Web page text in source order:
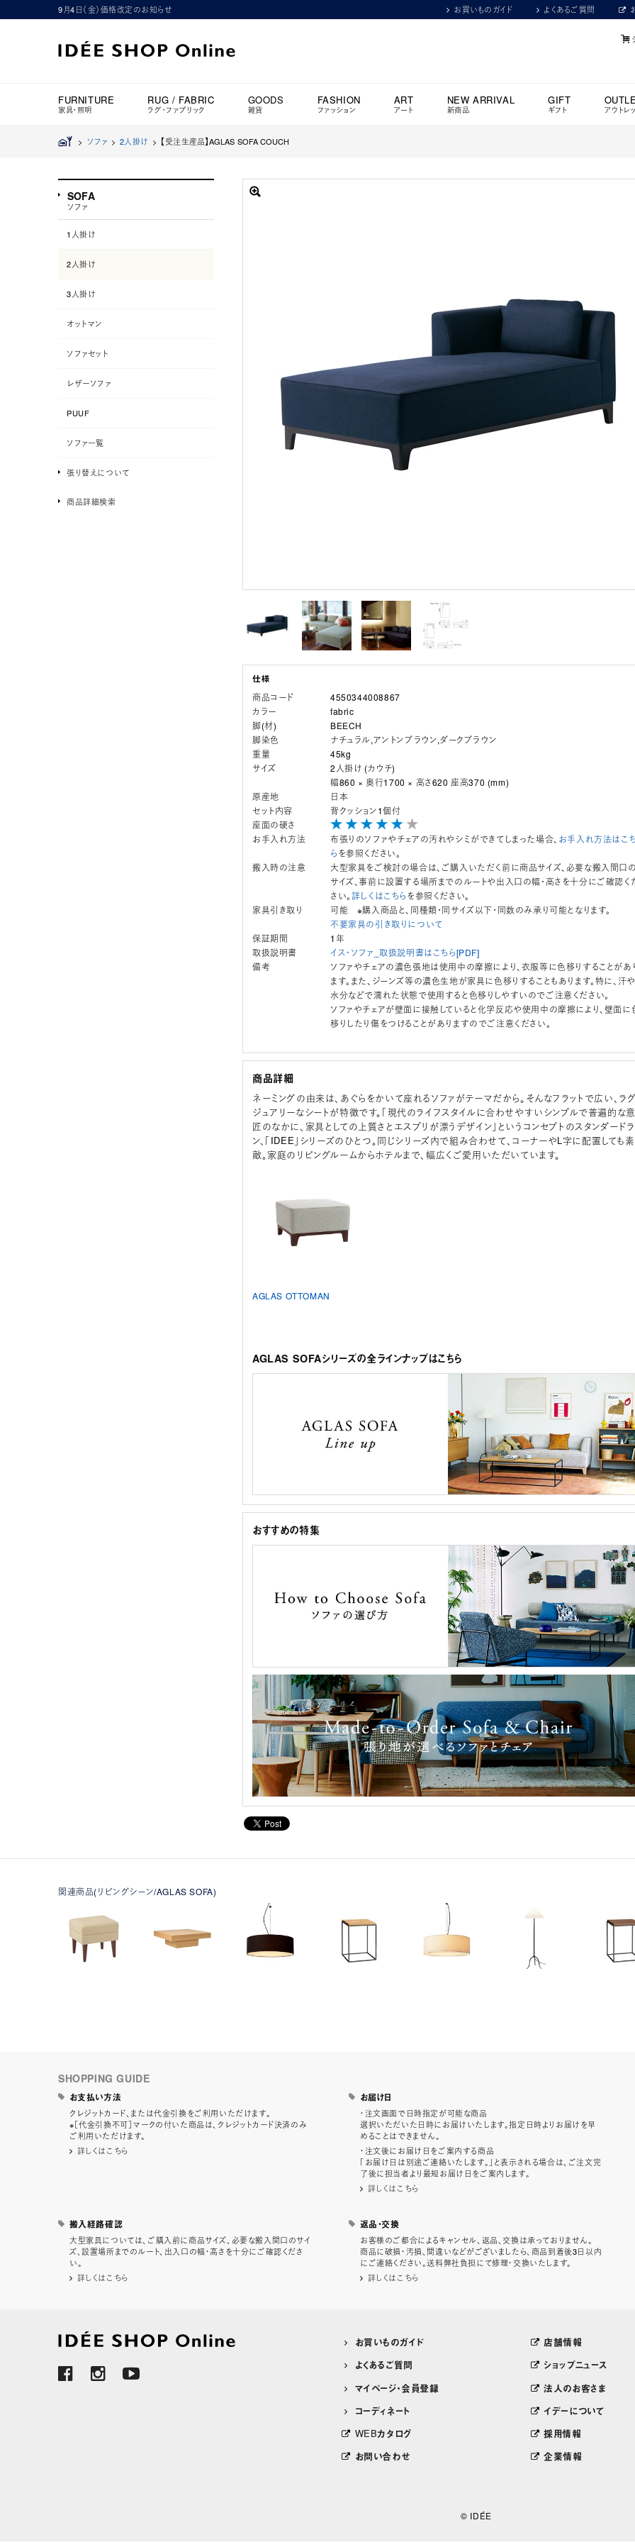
9月4日（金）価格改定のお知らせ お買いものガイド よくあるご質問
FURNITURE
家具・照明
RUG / FABRIC
ラグ・ファブリック
GOODS
雑貨
FASHION
ファッション
ART
アート
NEW ARRIVAL
新商品
GIFT
ギフト アウトレ
> ソファ>2人掛け > 【受注生産品】AGLAS SOFA COUCH
商品コード
4550344008867
カラー
fabric
脚(材)
BEECH
脚染色
ナチュラル,アントンブラウン,ダークブラウン
重量
45kg
サイズ
2人掛け (カウチ)
幅860 × 奥行1700 × 高さ620 座高370 (mm)
原産地
日本
セット内容
背クッション1個付
座面の硬さ
お手入れ方法
布張りのソファやチェアの汚れやシミができてしまった場合、 お手入れ方法はこ
らを参照ください。
搬入時の注意
大型家具をご検討の場合は、ご購入いただく前に商品サイズ、必要な搬入間口の
サイズ、事前に設置する場所までのルートや出入口の幅・高さを十分にご確認く
さい。詳しくはこちらを参照ください。
家具引き取り
可能 ※購入商品と、同種類・同サイズ以下・同数のみ承り可能となります。
不要家具の引き取りについて
保証期間
1年
取扱説明書
イス・ソファ_取扱説明書はこちら[PDF]
備考
ソファやチェアの濃色張地は使用中の摩擦により、衣服等に色移りすることがあ
ます。また、ジーンズ等の濃色生地が家具に色移りすることもあります。特に、汗や
水分などで濡れた状態で使用すると色移りしやすいのでご注意ください。
ソファやチェアが壁面に接触していると化学反応や使用中の摩擦により、壁面に
移りしたり傷をつけることがありますのでご注意ください。
商品詳細
ネーミングの由来は、あぐらをかいて座れるソファがテーマだから。そんなフラットで広い、ラグ
ジュアリーなシートが特徴です。「現代のライフスタイルに合わせやすいシンプルで普遍的な意
匠のなかに、家具としての上質さとエスプリが漂うデザイン」というコンセプトのスタンダードラ
ン、「IDEE」シリーズのひとつ。同じシリーズ内で組み合わせて、コーナーやL字に配置しても素
敵。家庭のリビングルームからホテルまで、幅広くご愛用いただいています。
AGLAS OTTOMAN
AGLAS SOFAシリーズの全ラインナップはこちら
おすすめの特集
SOFA
ソファ
1人掛け
2人掛け
3人掛け
オットマン
ソファセット
レザーソファ
PUUF
ソファ一覧
張り替えについて
商品詳細検索
関連商品(リビングシーン/AGLAS SOFA)
SHOPPING GUIDE
お支払い方法
クレジットカード、または代金引換をご利用いただけます。
※［代金引換不可］マークの付いた商品は、クレジットカード決済のみ
ご利用いただけます。
詳しくはこちら
お届け日
・注文画面で日時指定が可能な商品
選択いただいた日時にお届けいたします。指定日時よりお届けを早
めることはできません。
・注文後にお届け日をご案内する商品
「お届け日は別途ご連絡いたします。」と表示される場合は、ご注文完
了後に担当者より最短お届け日をご案内します。
詳しくはこちら
搬入経路確認
大型家具については、ご購入前に商品サイズ、必要な搬入間口のサイ
ズ、設置場所までのルート、出入口の幅・高さを十分にご確認くださ
い。
詳しくはこちら
返品・交換
お客様のご都合によるキャンセル、返品、交換は承っておりません。
商品に破損・汚損、間違いなどがございましたら、商品到着後3日以内
にご連絡ください。送料弊社負担にて修理・交換いたします。
詳しくはこちら
お買いものガイド
よくあるご質問
マイページ・会員登録
コーディネート
WEBカタログ
お問い合わせ
店舗情報
ショップニュース
法人のお客さま
イデーについて
採用情報
企業情報
© IDÉE